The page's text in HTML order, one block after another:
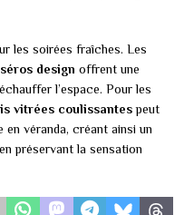
les soirées fraîches. Les
design offrent une
l’espace. Pour les
vitrées coulissantespeut
véranda, créant ainsi un
préservant la sensation